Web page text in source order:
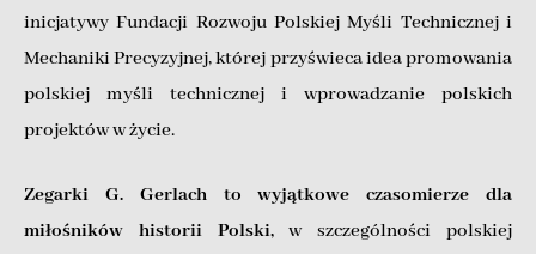
inicjatywy Fundacji Rozwoju Polskiej Myśli Technicznej i
Mechaniki Precyzyjnej, której przyświeca idea promowania
polskiej myśli technicznej i wprowadzanie polskich
projektów w życie.
Zegarki G. Gerlach to wyjątkowe czasomierze dla
miłośników historii Polski,w szczególności polskiej